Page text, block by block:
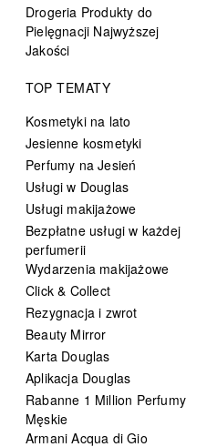
Drogeria Produkty do
Pielęgnacji Najwyższej
Jakości
TOP TEMATY
Kosmetyki na lato
Jesienne kosmetyki
Perfumy na Jesień
Usługi w Douglas
Usługi makijażowe
Bezpłatne usługi w każdej
perfumerii
Wydarzenia makijażowe
Click & Collect
Rezygnacja i zwrot
Beauty Mirror
Karta Douglas
Aplikacja Douglas
Rabanne 1 Million Perfumy
Męskie
Armani Acqua di Gio